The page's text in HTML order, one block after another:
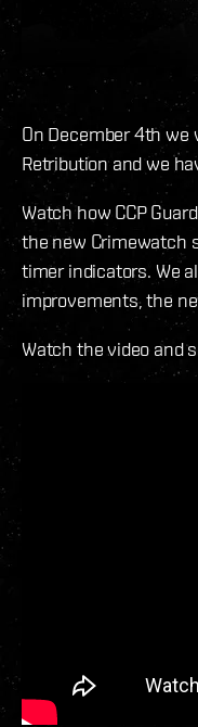
On December 4th we
Retribution and we
Watch how CCP
the new Crimewatch
timer indicators. We
improvements, the
Watch the video and